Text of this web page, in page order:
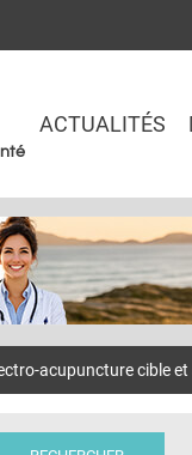
ACTUALITÉS
acupuncture cible